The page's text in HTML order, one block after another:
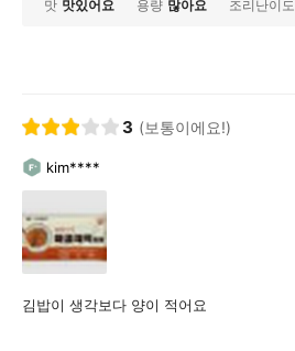
맛 맛있어요 용량 많아요 조리난이도
3 (보통이에요!)
kim****
김밥이 생각보다 양이 적어요